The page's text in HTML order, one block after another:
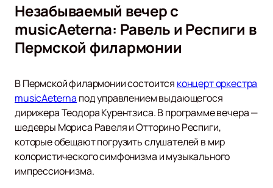
Незабываемый вечер с
musicAeterna: Равель и Респиги в
Пермской филармонии
В Пермской филармонии состоится концерт оркестра
musicAeterna под управлением выдающегося
дирижера Теодора Курентзиса. В программе вечера —
шедевры Мориса Равеля и Отторино Респиги,
которые обещают погрузить слушателей в мир
колористического симфонизма и музыкального
импрессионизма.